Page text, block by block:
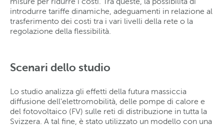
introdurre tariffe dinamiche, adeguamenti in relazione al
trasferimento dei costi tra i vari livelli della rete o la
regolazione della flessibilità.
Scenari dello studio
Lo studio analizza gli effetti della futura massiccia
diffusione dell'elettromobilità, delle pompe di calore e
del fotovoltaico (FV) sulle reti di distribuzione in tutta la
Svizzera. A tal fine, è stato utilizzato un modello con una